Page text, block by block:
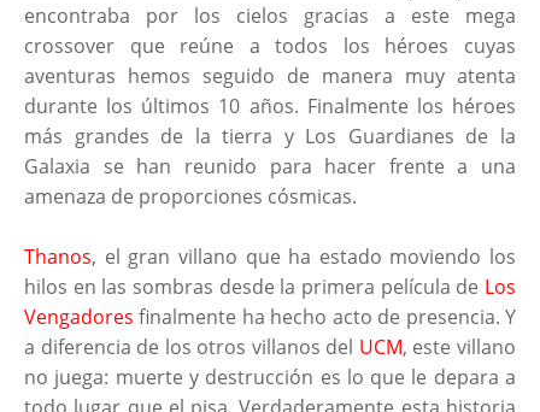
encontraba por los cielos gracias a este mega
crossover que reúne a todos los héroes cuyas
aventuras hemos seguido de manera muy atenta
durante los últimos 10 años. Finalmente los héroes
más grandes de la tierra y Los Guardianes de la
Galaxia se han reunido para hacer frente a una
amenaza de proporciones cósmicas.
Thanos, el gran villano que ha estado moviendo los
hilos en las sombras desde la primera película de Los
Vengadoresfinalmente ha hecho acto de presencia. Y
a diferencia de los otros villanos del UCM, este villano
no juega: muerte y destrucción es lo que le depara a